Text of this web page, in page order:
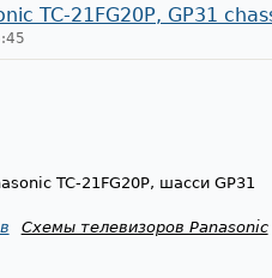
TC-21FG20P, GP31
TC-21FG20P, шасси GP31
Схемы телевизоров Panasonic